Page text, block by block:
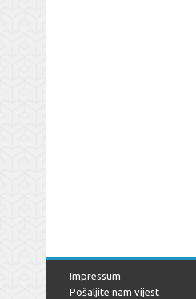
Impressum
Pošaljite nam vijest